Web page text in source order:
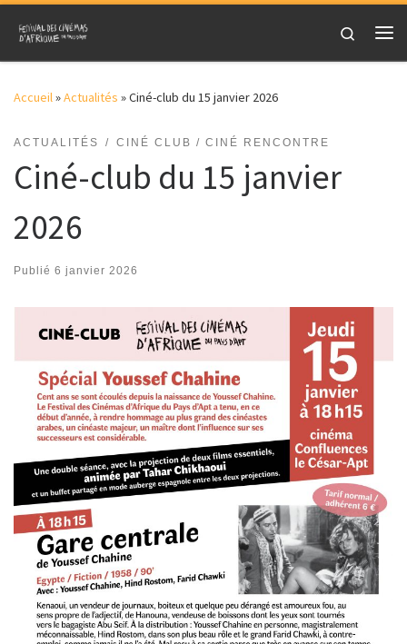
Skip to content
Search
Accueil»Actualités »Ciné-club du 15 janvier 2026
ACTUALITÉS CINÉ CLUB / CINÉ RENCONTRE
Ciné-club du 15 janvier
2026
Publié 6 janvier 2026